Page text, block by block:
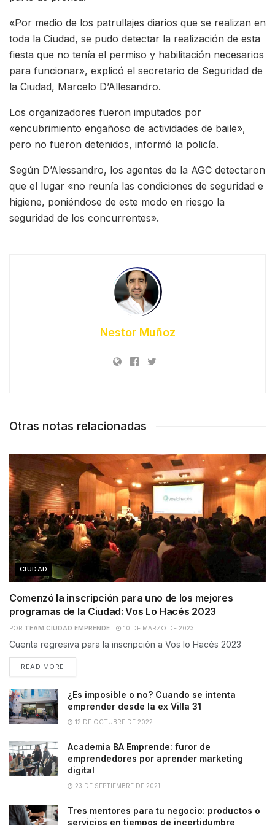
«Por medio de los patrullajes diarios que se realizan en
toda la Ciudad, se pudo detectar la realización de esta
fiesta que no tenía el permiso y habilitación necesarios
para funcionar», explicó el secretario de Seguridad de
la Ciudad, Marcelo D’Allesandro.
Los organizadores fueron imputados por
«encubrimiento engañoso de actividades de baile»,
pero no fueron detenidos, informó la policía.
Según D’Alessandro, los agentes de la AGC detectaron
que el lugar «no reunía las condiciones de seguridad e
higiene, poniéndose de este modo en riesgo la
seguridad de los concurrentes».
Nestor Muñoz
Otras notas relacionadas
CIUDAD
Comenzó la inscripción para uno de los mejores
programas de la Ciudad: Vos Lo Hacés 2023
POR TEAM CIUDAD EMPRENDE 10 DE MARZO DE 2023
Cuenta regresiva para la inscripción a Vos lo Hacés 2023
READ MORE
¿Es imposible o no? Cuando se intenta
emprender desde la ex Villa 31
12 DE OCTUBRE DE 2022
Academia BA Emprende: furor de
emprendedores por aprender marketing
digital
23 DE SEPTIEMBRE DE 2021
Tres mentores para tu negocio: productos o
servicios en tiempos de incertidumbre